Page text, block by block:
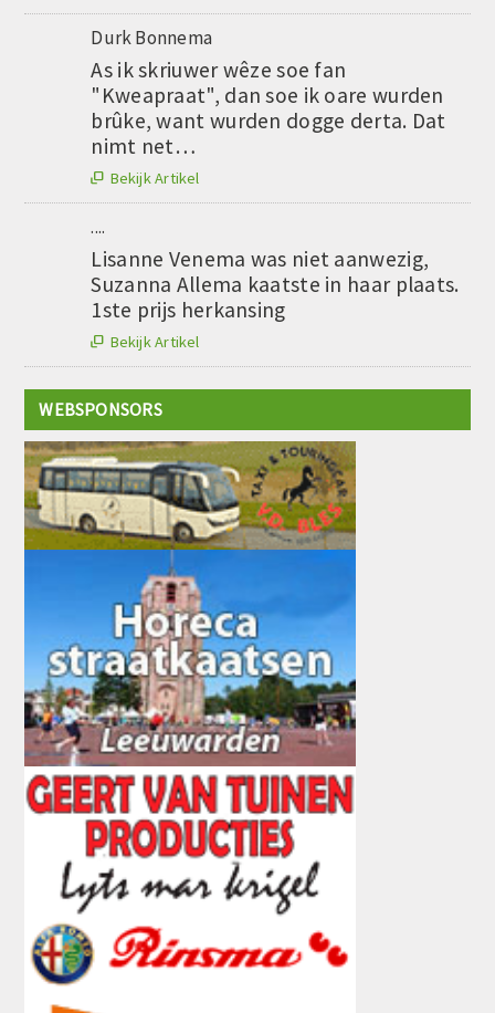
Durk Bonnema
As ik skriuwer wêze soe fan
"Kweapraat", dan soe ik oare wurden
brûke, want wurden dogge derta. Dat
nimt net…
 Bekijk Artikel
....
Lisanne Venema was niet aanwezig,
Suzanna Allema kaatste in haar plaats.
1ste prijs herkansing
 Bekijk Artikel
WEBSPONSORS